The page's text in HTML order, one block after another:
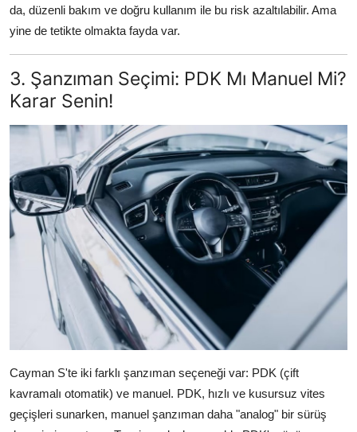
da, düzenli bakım ve doğru kullanım ile bu risk azaltılabilir. Ama
yine de tetikte olmakta fayda var.
3. Şanzıman Seçimi: PDK Mı Manuel Mi?
Karar Senin!
Cayman S'te iki farklı şanzıman seçeneği var: PDK (çift
kavramalı otomatik) ve manuel. PDK, hızlı ve kusursuz vites
geçişleri sunarken, manuel şanzıman daha "analog" bir sürüş